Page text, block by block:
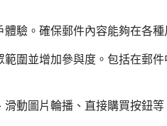
驗。確保郵件內容能夠在各
範圍並增加參與度。包括在郵
動圖片輪播、直接購買按鈕